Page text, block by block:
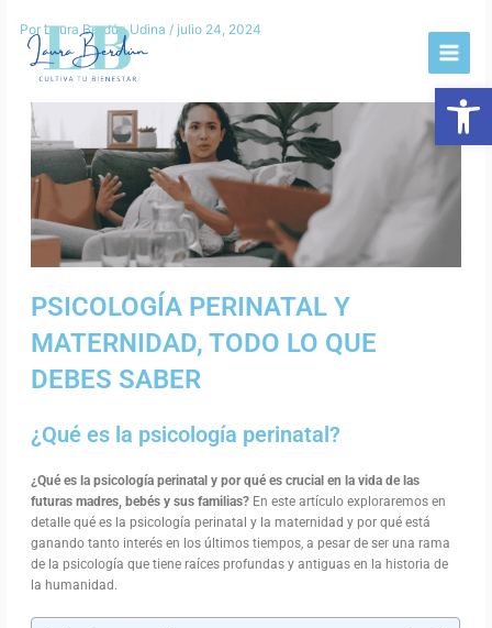
contenido
PorLaura Berdún Udina/julio 24, 2024
PSICOLOGÍA PERINATAL Y
MATERNIDAD, TODO LO QUE
DEBES SABER
¿Qué es la psicología perinatal?
¿Qué es la psicología perinatal y por qué es crucial en la vida de las
futuras madres, bebés y sus familias? En este artículo exploraremos en
detalle qué es la psicología perinatal y la maternidad y por qué está
ganando tanto interés en los últimos tiempos, a pesar de ser una rama
de la psicología que tiene raíces profundas y antiguas en la historia de
la humanidad.
Abrir